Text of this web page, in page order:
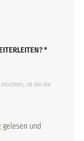
*
ist die die
gelesen und